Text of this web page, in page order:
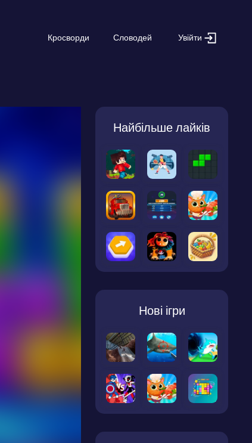
Кросворди Словодей Увійти
Найбільше лайків
Нові ігри